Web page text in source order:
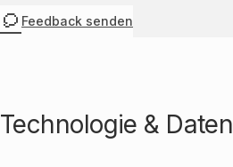
Muse
Sonnet 4.6
GPT-5.3-
10 %
Feedback senden
Technologie & Daten